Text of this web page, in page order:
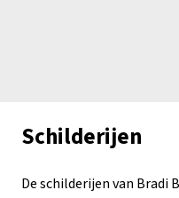
Schilderijen
De schilderijen van Bradi